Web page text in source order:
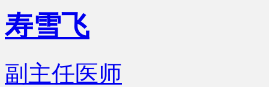
寿雪飞
副主任医师